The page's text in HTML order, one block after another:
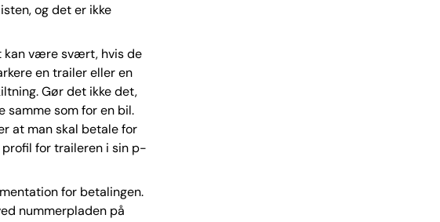
og det er ikke
kan være svært, hvis de
en trailer eller en
Gør det ikke det,
samme som for en bil.
at man skal betale for
for traileren i sin p-
for betalingen.
nummerpladen på